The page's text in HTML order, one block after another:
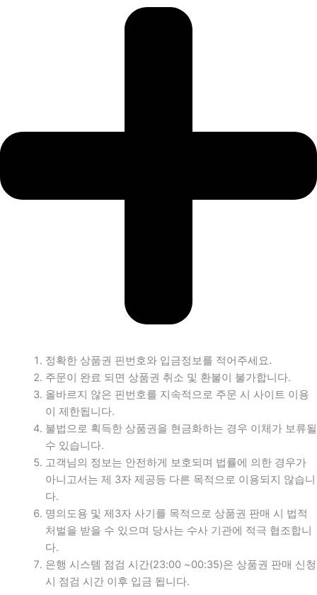
정확한 상품권 핀번호와 입금정보를 적어주세요.
주문이 완료 되면 상품권 취소 및 환불이 불가합니다.
올바르지 않은 핀번호를 지속적으로 주문 시 사이트 이용
이 제한됩니다.
불법으로 획득한 상품권을 현금화하는 경우 이체가 보류될
수 있습니다.
고객님의 정보는 안전하게 보호되며 법률에 의한 경우가
아니고서는 제 3자 제공등 다른 목적으로 이용되지 않습니
다.
명의도용 및 제3자 사기를 목적으로 상품권 판매 시 법적
처벌을 받을 수 있으며 당사는 수사 기관에 적극 협조합니
다.
은행 시스템 점검 시간(23:00 ~00:35)은 상품권 판매 신청
시 점검 시간 이후 입금 됩니다.